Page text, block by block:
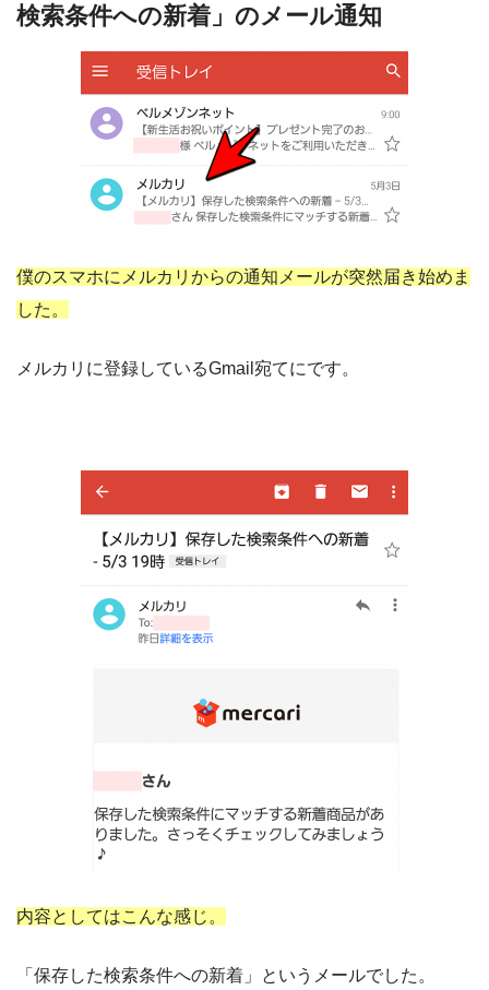
検索条件への新着」のメール通知
僕のスマホにメルカリからの通知メールが突然届き始めま
した。
メルカリに登録しているGmail宛てにです。
内容としてはこんな感じ。
「保存した検索条件への新着」というメールでした。